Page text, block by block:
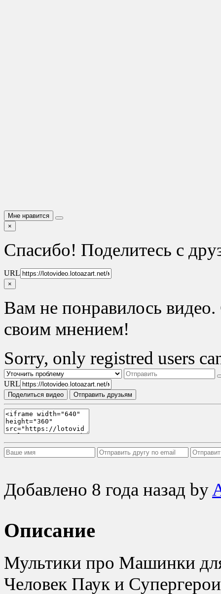
Мне нравится
×
Спасибо! Поделитесь с
URL
×
Вам не понравилось
своим мнением!
Sorry, only registred users
URL
Поделиться видео Отправить друзьям
Добавлено 8 года назад by
Описание
Мультики про Машинки
Человек Паук и